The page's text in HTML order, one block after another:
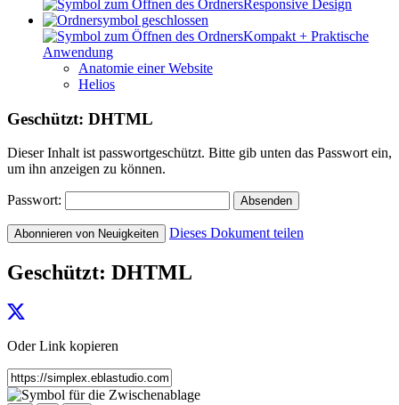
Responsive Design
Kompakt + Praktische
Anwendung
Anatomie einer Website
Helios
Geschützt: DHTML
Dieser Inhalt ist passwortgeschützt. Bitte gib unten das Passwort ein,
um ihn anzeigen zu können.
Passwort:
Abonnieren von Neuigkeiten Dieses Dokument teilen
Geschützt: DHTML
Oder Link kopieren